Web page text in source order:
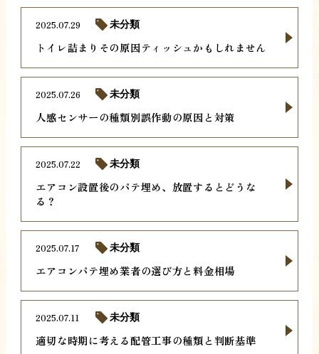
トイレ詰まりその原因ティッシュかもしれません
2025.07.29 未分類
人感センサーの種類別誤作動の原因と対策
2025.07.26 未分類
エアコン設置後のパテ埋め、放置するとどうな
る？
2025.07.22 未分類
エアコンパテ埋め業者の選び方と料金相場
2025.07.17 未分類
適切な時期に考える配管工事の種類と判断基準
2025.07.11 未分類